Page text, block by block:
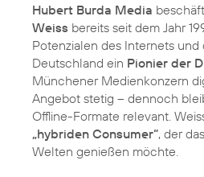
Hubert Burda Media
Weiss bereits seit dem Jahr
Potenzialen des Internets und
Deutschland ein Pionier der
Münchener Medienkonzern
Angebot stetig – dennoch
Offline-Formate relevant.
„hybriden Consumer“, der
Welten genießen möchte.